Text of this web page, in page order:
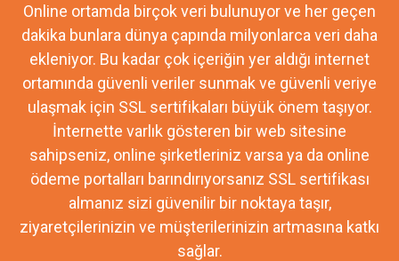
Online ortamda birçok veri bulunuyor ve her geçen
dakika bunlara dünya çapında milyonlarca veri daha
ekleniyor. Bu kadar çok içeriğin yer aldığı internet
ortamında güvenli veriler sunmak ve güvenli veriye
ulaşmak için SSL sertifikaları büyük önem taşıyor.
İnternette varlık gösteren bir web sitesine
sahipseniz, online şirketleriniz varsa ya da online
ödeme portalları barındırıyorsanız SSL sertifikası
almanız sizi güvenilir bir noktaya taşır,
ziyaretçilerinizin ve müşterilerinizin artmasına katkı
sağlar.